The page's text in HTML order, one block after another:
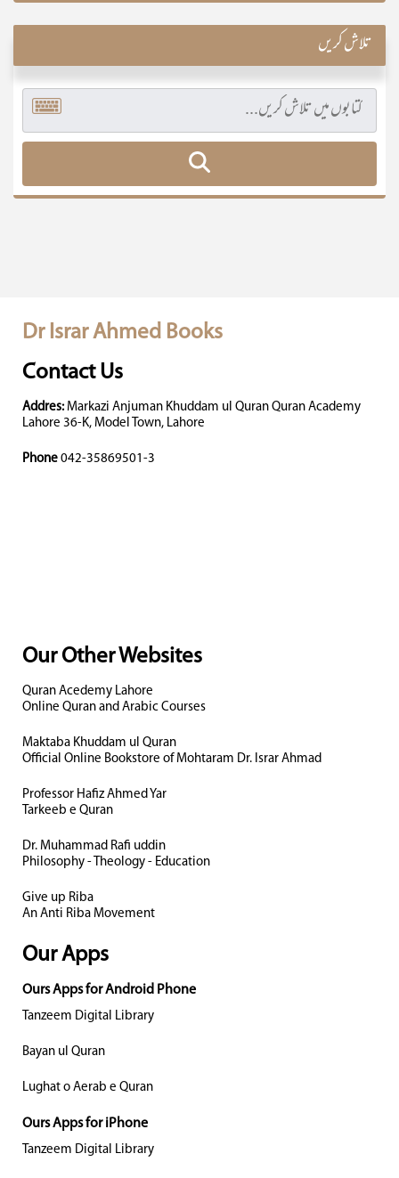
تلاش کریں
Dr Israr Ahmed Books
Contact Us
Addres: Markazi Anjuman Khuddam ul Quran Quran Academy
Lahore 36-K, Model Town, Lahore
Phone 042-35869501-3
Our Other Websites
Quran Acedemy Lahore
Online Quran and Arabic Courses
Maktaba Khuddam ul Quran
Official Online Bookstore of Mohtaram Dr. Israr Ahmad
Professor Hafiz Ahmed Yar
Tarkeeb e Quran
Dr. Muhammad Rafi uddin
Philosophy - Theology - Education
Give up Riba
An Anti Riba Movement
Our Apps
Ours Apps for Android Phone
Tanzeem Digital Library
Bayan ul Quran
Lughat o Aerab e Quran
Ours Apps for iPhone
Tanzeem Digital Library